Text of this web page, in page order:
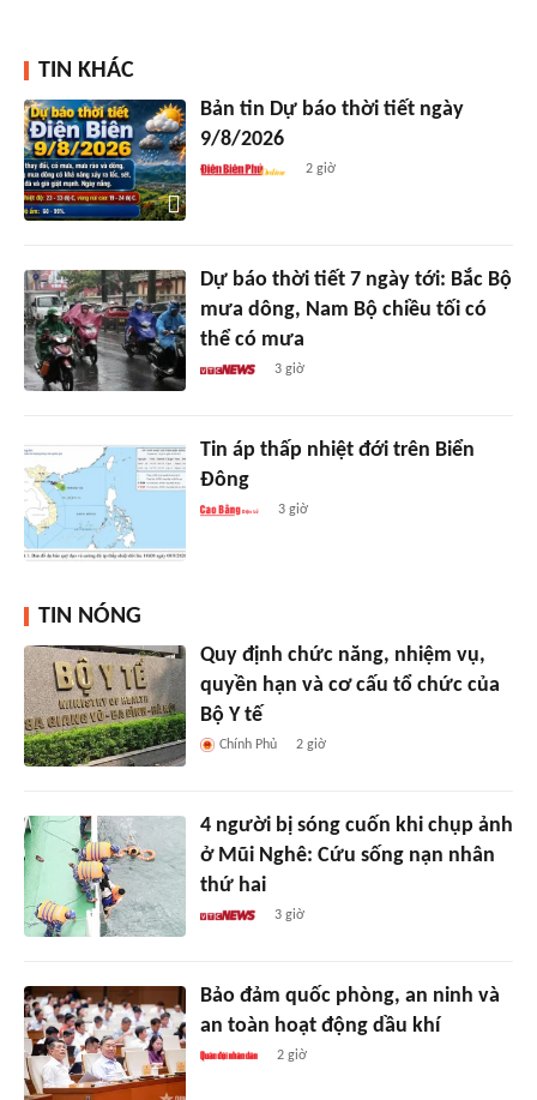
TIN KHÁC
Bản tin Dự báo thời tiết ngày
9/8/2026
2 giờ
Dự báo thời tiết 7 ngày tới: Bắc Bộ
mưa dông, Nam Bộ chiều tối có
thể có mưa
3 giờ
Tin áp thấp nhiệt đới trên Biển
Đông
3 giờ
TIN NÓNG
Quy định chức năng, nhiệm vụ,
quyền hạn và cơ cấu tổ chức của
Bộ Y tế
Chính Phủ 2 giờ
4 người bị sóng cuốn khi chụp ảnh
ở Mũi Nghê: Cứu sống nạn nhân
thứ hai
3 giờ
Bảo đảm quốc phòng, an ninh và
an toàn hoạt động dầu khí
2 giờ